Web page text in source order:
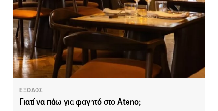
ΕΞΟΔΟΣ
Γιατί να πάω για φαγητό στο Ateno;